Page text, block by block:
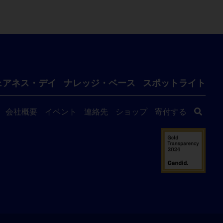
ネス・デイ ナレッジ・ベース スポットライト
会社概要 イベント 連絡先 ショップ 寄付する